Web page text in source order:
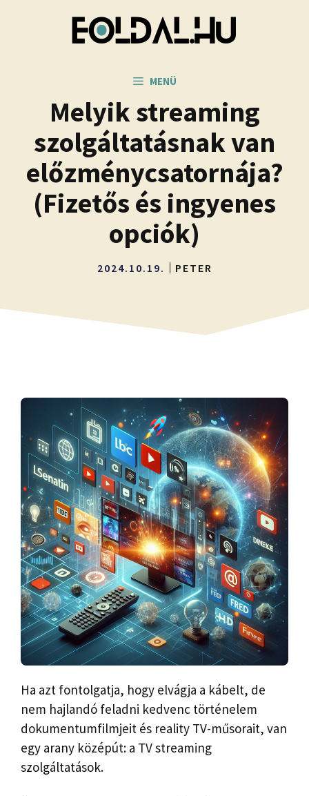
MENÜ
Melyik streaming
szolgáltatásnak van
előzménycsatornája?
(Fizetős és ingyenes
opciók)
2024.10.19. PETER
Ha azt fontolgatja, hogy elvágja a kábelt, de
nem hajlandó feladni kedvenc történelem
dokumentumfilmjeit és reality TV-műsorait, van
egy arany középút: a TV streaming
szolgáltatások.